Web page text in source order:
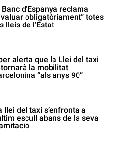
Banc d’Espanya reclama
obligatòriament” totes
lleis de l’Estat
alerta que la Llei del taxi
la mobilitat
“als anys 90”
llei del taxi s’enfronta a
escull abans de la seva